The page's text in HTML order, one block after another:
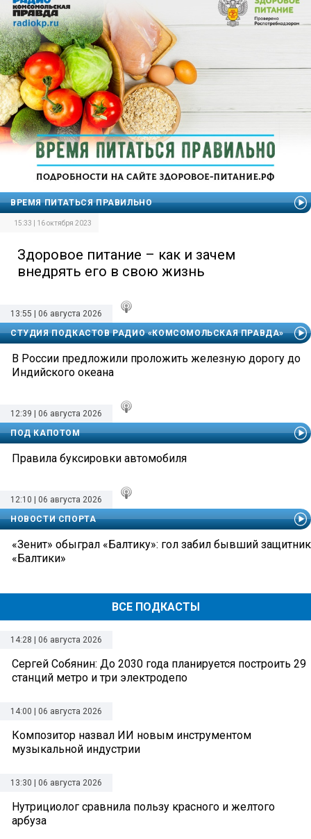
ВРЕМЯ ПИТАТЬСЯ ПРАВИЛЬНО
15:33 | 16 октября 2023
Здоровое питание – как и зачем
внедрять его в свою жизнь
ВСЕ ПОДКАСТЫ
13:55 | 06 августа 2026
СТУДИЯ ПОДКАСТОВ РАДИО «КОМСОМОЛЬСКАЯ ПРАВДА»
В России предложили проложить железную дорогу до
Индийского океана
12:39 | 06 августа 2026
ПОД КАПОТОМ
Правила буксировки автомобиля
12:10 | 06 августа 2026
НОВОСТИ СПОРТА
«Зенит» обыграл «Балтику»: гол забил бывший защитник
«Балтики»
14:28 | 06 августа 2026
Сергей Собянин: До 2030 года планируется построить 29
станций метро и три электродепо
14:00 | 06 августа 2026
Композитор назвал ИИ новым инструментом
музыкальной индустрии
13:30 | 06 августа 2026
Нутрициолог сравнила пользу красного и желтого
арбуза